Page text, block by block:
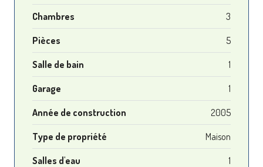
Chambres 3
Pièces 5
Salle de bain 1
Garage 1
Année de construction 2005
Type de propriété Maison
Salles d'eau 1